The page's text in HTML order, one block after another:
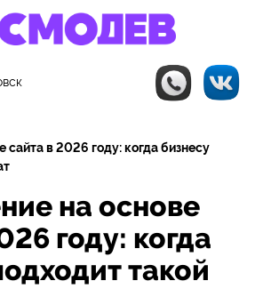
сайта в 2026 году: когда бизнесу
на основе
году: когда
такой